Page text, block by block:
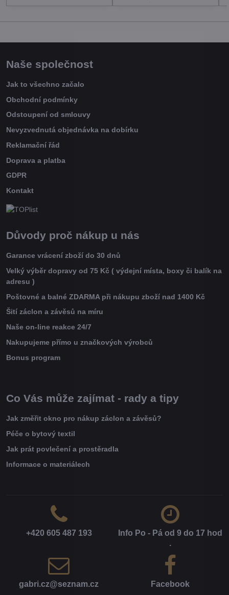
Naše společnost
Jak to všechno začalo
Obchodní podmínky
Odstoupení od smlouvy
Nevyzvednutá objednávka na dobírku
Reklamační řád
Doprava a platba
GDPR
Kontakt
Důvody proč nákup u nás
Garance vrácení zboží do 30 dnů
Velký výběr dopravy od 75 Kč ( výdejní místa, boxy či balík na
adresu )
Poštovné a balné ZDARMA při nákupu zboží nad 1400 Kč
Šití záclon a závěsů na míru
Naše on-line reakce 24/7
Nakupujeme přímo u značkových výrobců
Bonus program
Co Vás může zajímat - rady a tipy
Jak změřit okno pro nákup záclon a závěsů?
Péče o bytový textil
Jak prát povlečení a prostěradla
Informace o materiálech
+420 605 487 193
Info Po - Pá od 9 do 17 hod​
.
gabri​.cz​@seznam​.cz Facebook